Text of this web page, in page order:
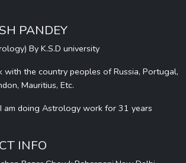
PANDEY
By K.S.D university
the country peoples of Russia, Portugal,
Mauritius, Etc.
am doing Astrology work for 31 years
INFO